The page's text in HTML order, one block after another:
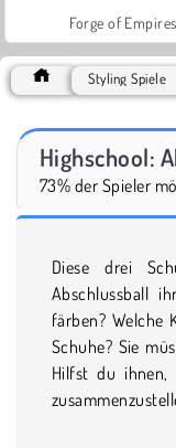
Forge of Empires
Styling Spiele
Highschool:
73% der Spieler
Diese drei
Abschlussball
färben? Welche
Schuhe? Sie
Hilfst du